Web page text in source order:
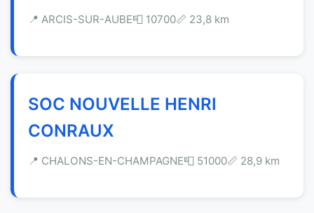
📍 ARCIS-SUR-AUBE📮 10700📏 23,8 km
SOC NOUVELLE HENRI
CONRAUX
📍 CHALONS-EN-CHAMPAGNE📮 51000📏 28,9 km